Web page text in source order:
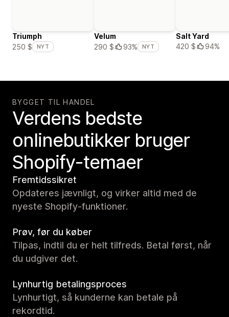
Triumph
250 $
NYT
Velum
290 $
93% NYT
Salt Yard
420 $
94%
BYGGET TIL HANDEL
Verdens bedste
onlinebutikker bruger
Shopify-temaer
Fremtidssikret
Opdateres jævnligt, og virker altid med de
nyeste Shopify-funktioner.
Prøv, før du køber
Tilpas, indtil du er helt tilfreds. Betal først, når
du udgiver det.
Lynhurtig betalingsproces
Lynhurtigt, så kunderne kan betale på
rekordtid.